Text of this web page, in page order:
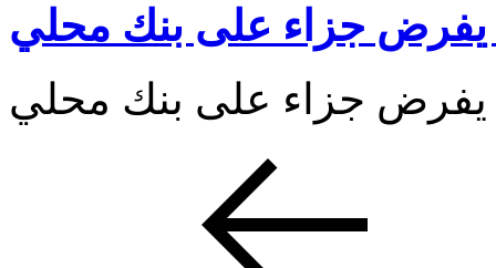
يفرض جزاء على بنك محلي